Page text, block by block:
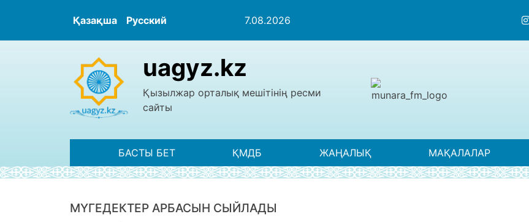
Қазақша Русский 7.08.2026
uagyz.kz
Қызылжар орталық мешітінің ресми
сайты
БАСТЫ БЕТ ҚМДБ ЖАҢАЛЫҚ МАҚАЛАЛАР
МҮГЕДЕКТЕР АРБАСЫН СЫЙЛАДЫ